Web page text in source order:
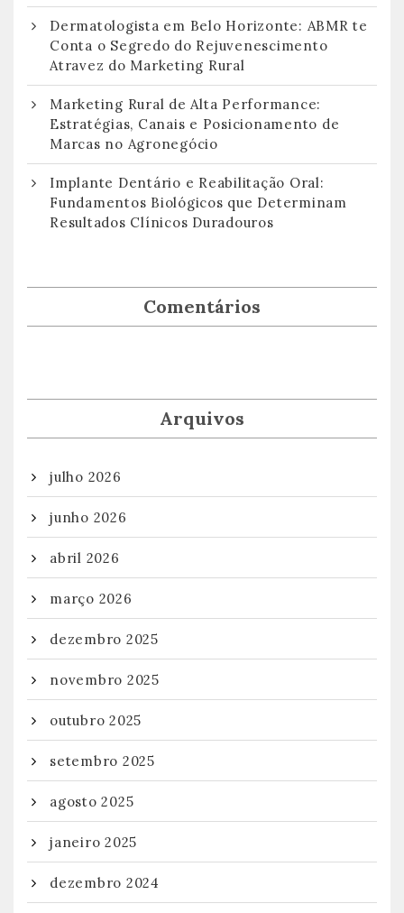
Dermatologista em Belo Horizonte: ABMR te
Conta o Segredo do Rejuvenescimento
Atravez do Marketing Rural
Marketing Rural de Alta Performance:
Estratégias, Canais e Posicionamento de
Marcas no Agronegócio
Implante Dentário e Reabilitação Oral:
Fundamentos Biológicos que Determinam
Resultados Clínicos Duradouros
Comentários
Arquivos
julho 2026
junho 2026
abril 2026
março 2026
dezembro 2025
novembro 2025
outubro 2025
setembro 2025
agosto 2025
janeiro 2025
dezembro 2024